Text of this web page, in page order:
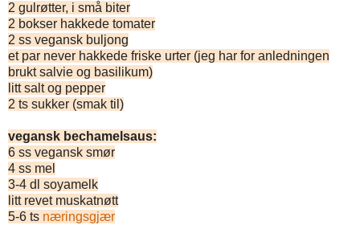
2 gulrøtter, i små biter
2 bokser hakkede tomater
2 ss vegansk buljong
et par never hakkede friske urter (jeg har for anledningen
brukt salvie og basilikum)
litt salt og pepper
2 ts sukker (smak til)
vegansk bechamelsaus:
6 ss vegansk smør
4 ss mel
3-4 dl soyamelk
litt revet muskatnøtt
5-6 ts næringsgjær